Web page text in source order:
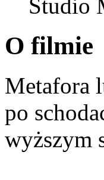
Studio
O filmie
Metafora
po
wyższym